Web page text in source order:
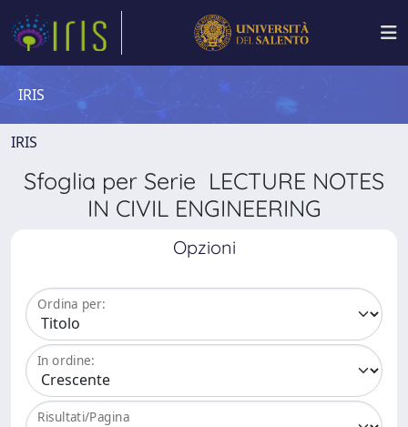
IRIS
IRIS
Sfoglia per Serie LECTURE NOTES
IN CIVIL ENGINEERING
Opzioni
Ordina per:
In ordine:
Risultati/Pagina